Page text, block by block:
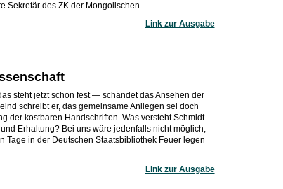
Sekretär des ZK der Mongolischen ...
Link zur Ausgabe
steht jetzt schon fest — schändet das Ansehen der
schreibt er, das gemeinsame Anliegen sei doch
der kostbaren Handschriften. Was versteht Schmidt-
Erhaltung? Bei uns wäre jedenfalls nicht möglich,
Tage in der Deutschen Staatsbibliothek Feuer legen
Link zur Ausgabe